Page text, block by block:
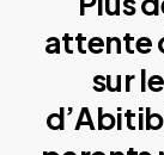
attente
sur